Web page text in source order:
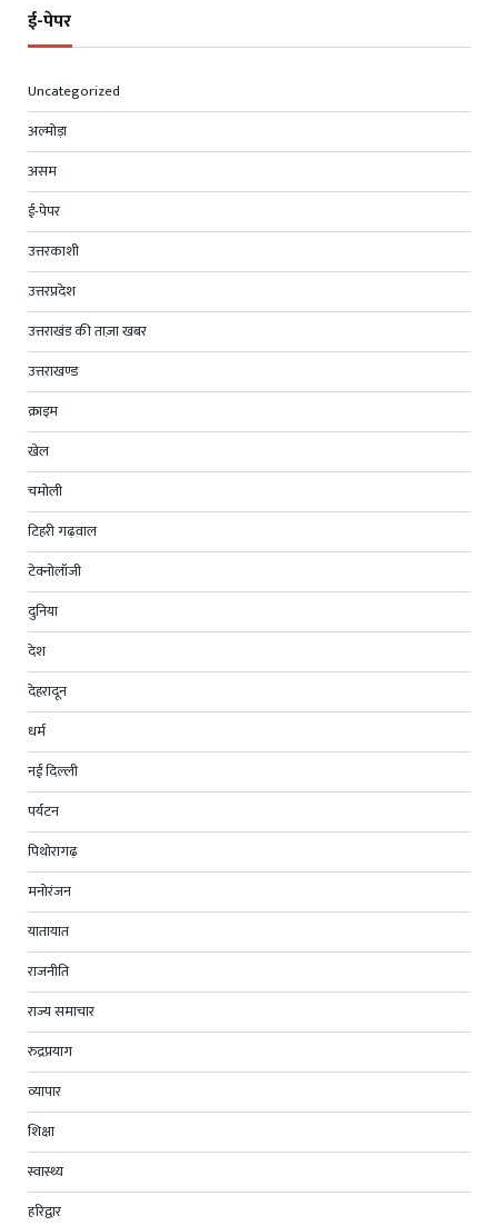
ई-पेपर
Uncategorized
अल्मोड़ा
असम
ई-पेपर
उत्तरकाशी
उत्तरप्रदेश
उत्तराखंड की ताज़ा खबर
उत्तराखण्ड
क्राइम
खेल
चमोली
टिहरी गढ़वाल
टेक्नोलॉजी
दुनिया
देश
देहरादून
धर्म
नई दिल्ली
पर्यटन
पिथोरागढ़
मनोरंजन
यातायात
राजनीति
राज्य समाचार
रुद्रप्रयाग
व्यापार
शिक्षा
स्वास्थ्य
हरिद्वार